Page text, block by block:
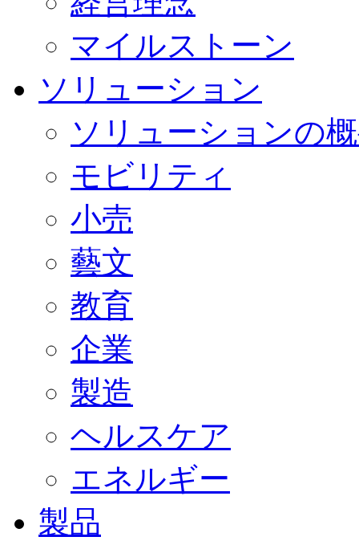
マイルストーン
ソリューション
ソリューションの
モビリティ
小売
藝文
教育
企業
製造
ヘルスケア
エネルギー
製品